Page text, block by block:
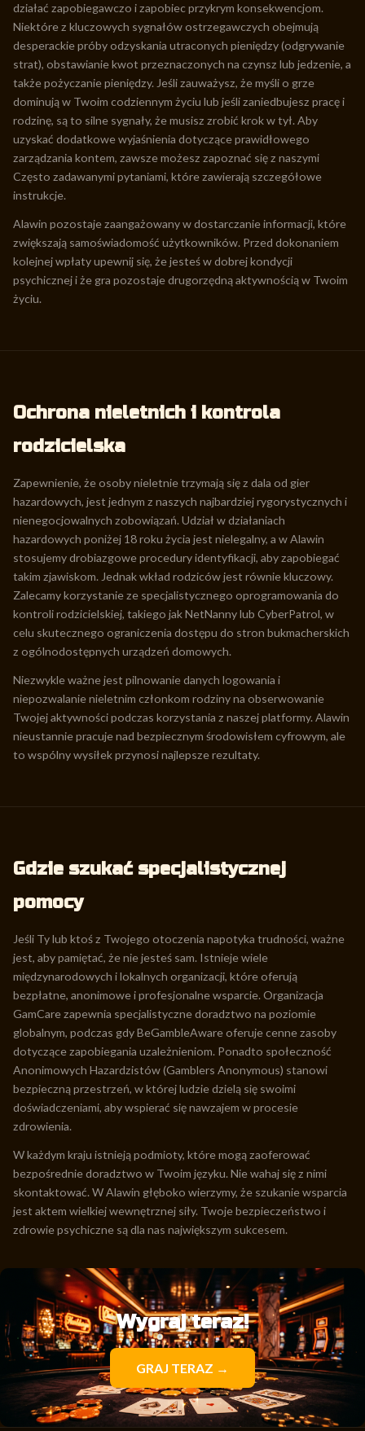
działać zapobiegawczo i zapobiec przykrym konsekwencjom.
Niektóre z kluczowych sygnałów ostrzegawczych obejmują
desperackie próby odzyskania utraconych pieniędzy (odgrywanie
strat), obstawianie kwot przeznaczonych na czynsz lub jedzenie, a
także pożyczanie pieniędzy. Jeśli zauważysz, że myśli o grze
dominują w Twoim codziennym życiu lub jeśli zaniedbujesz pracę i
rodzinę, są to silne sygnały, że musisz zrobić krok w tył. Aby
uzyskać dodatkowe wyjaśnienia dotyczące prawidłowego
zarządzania kontem, zawsze możesz zapoznać się z naszymi
Często zadawanymi pytaniami, które zawierają szczegółowe
instrukcje.
Alawin pozostaje zaangażowany w dostarczanie informacji, które
zwiększają samoświadomość użytkowników. Przed dokonaniem
kolejnej wpłaty upewnij się, że jesteś w dobrej kondycji
psychicznej i że gra pozostaje drugorzędną aktywnością w Twoim
życiu.
Ochrona nieletnich i kontrola
rodzicielska
Zapewnienie, że osoby nieletnie trzymają się z dala od gier
hazardowych, jest jednym z naszych najbardziej rygorystycznych i
nienegocjowalnych zobowiązań. Udział w działaniach
hazardowych poniżej 18 roku życia jest nielegalny, a w Alawin
stosujemy drobiazgowe procedury identyfikacji, aby zapobiegać
takim zjawiskom. Jednak wkład rodziców jest równie kluczowy.
Zalecamy korzystanie ze specjalistycznego oprogramowania do
kontroli rodzicielskiej, takiego jak NetNanny lub CyberPatrol, w
celu skutecznego ograniczenia dostępu do stron bukmacherskich
z ogólnodostępnych urządzeń domowych.
Niezwykle ważne jest pilnowanie danych logowania i
niepozwalanie nieletnim członkom rodziny na obserwowanie
Twojej aktywności podczas korzystania z naszej platformy. Alawin
nieustannie pracuje nad bezpiecznym środowisłem cyfrowym, ale
to wspólny wysiłek przynosi najlepsze rezultaty.
Gdzie szukać specjalistycznej
pomocy
Jeśli Ty lub ktoś z Twojego otoczenia napotyka trudności, ważne
jest, aby pamiętać, że nie jesteś sam. Istnieje wiele
międzynarodowych i lokalnych organizacji, które oferują
bezpłatne, anonimowe i profesjonalne wsparcie. Organizacja
GamCare zapewnia specjalistyczne doradztwo na poziomie
globalnym, podczas gdy BeGambleAware oferuje cenne zasoby
dotyczące zapobiegania uzależnieniom. Ponadto społeczność
Anonimowych Hazardzistów (Gamblers Anonymous) stanowi
bezpieczną przestrzeń, w której ludzie dzielą się swoimi
doświadczeniami, aby wspierać się nawzajem w procesie
zdrowienia.
W każdym kraju istnieją podmioty, które mogą zaoferować
bezpośrednie doradztwo w Twoim języku. Nie wahaj się z nimi
skontaktować. W Alawin głęboko wierzymy, że szukanie wsparcia
jest aktem wielkiej wewnętrznej siły. Twoje bezpieczeństwo i
zdrowie psychiczne są dla nas największym sukcesem.
Wygraj teraz!
GRAJ TERAZ →